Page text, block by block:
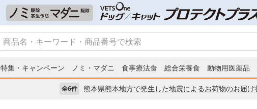
特集・キャンペーン ノミ・マダニ 食事療法食 総合栄養食 動物用医薬品
全6件 熊本県熊本地方で発生した地震によるお荷物のお届け